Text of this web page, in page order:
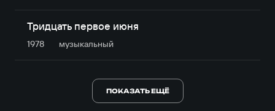
Тридцать первое июня
1978 музыкальный
ПОКАЗАТЬ ЕЩЁ